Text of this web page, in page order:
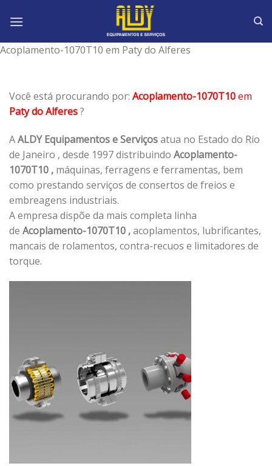
Acoplamento-1070T10 em Paty do Alferes
Você está procurando por: Acoplamento-1070T10em
Paty do Alferes?
AALDY Equipamentos e Serviçosatua no Estado do Rio
de Janeiro , desde 1997 distribuindo Acoplamento-
1070T10 , máquinas, ferragens e ferramentas, bem
como prestando serviços de consertos de freios e
embreagens industriais.
A empresa dispõe da mais completa linha
de Acoplamento-1070T10 ,acoplamentos, lubrificantes,
mancais de rolamentos, contra-recuos e limitadores de
torque.